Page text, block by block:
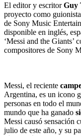
El editor y escritorGuy
proyecto como
de Sony Music
disponible en inglés,
‘Messi and the Giants’
compositores de Sony
Messi, el reciente
Argentina, es un icono
personas en todo el
mundo que ha ganado
Messi causó sensación
julio de este año, y su